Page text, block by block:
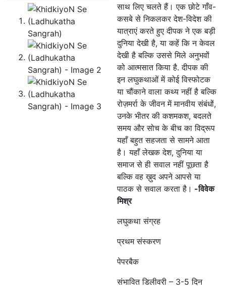
साथ लिए चलते हैं। एक छोटे गाँव-
कसबे से निकलकर देश-विदेश की
यात्राएं करते हुए दीपक ने एक बड़ी
दुनिया देखी है, या कहें कि न केवल
देखी है बल्कि उससे मिले अनुभवों
को आत्मसात किया है. दीपक की
इन लघुकथाओं में कोई विस्फोटक
या चौंकाने वाला कथ्य नहीं है बल्कि
रोज़मर्रा के जीवन में मानवीय संबंधों,
उनके भीतर की कशमकश, बदलते
समय और सोच के बीच का विद्रूप
यहाँ बहुत सहजता से सामने आता
है। यहाँ लेखक देश, दुनिया या
समाज से ही सवाल नहीं पूछता है
बल्कि वह ख़ुद अपने आपसे या
पाठक से सवाल करता है। -विवेक
मिश्र
लघुकथा संग्रह
प्रथम संस्करण
पेपरबैक
संभावित डिलीवरी – 3-5 दिन